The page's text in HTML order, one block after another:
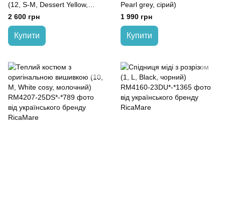
(12, S-M, Dessert Yellow,
жовтий)
2 600 грн
Купити
Pearl grey, сірий)
1 990 грн
Купити